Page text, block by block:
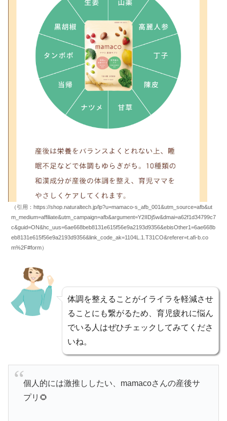
（引用：https://shop.naturaltech.jp/lp?u=mamaco-s_afb_001&utm_source=afb&ut
m_medium=affiliate&utm_campaign=afb&argument=Y2IIDj5w&dmai=a62f1d34799c7
c&guid=ON&hc_uus=6ae668beb8131e615f56e9a2193d9356&ebisOther1=6ae668b
eb8131e615f56e9a2193d9356&link_code_ak=1104L.1.T31CO&referer=t.afi-b.co
m%2F#form）
体調を整えることがイライラを軽減させ
ることにも繋がるため、育児疲れに悩ん
でいる人はぜひチェックしてみてくださ
いね。
個人的には激推ししたい、mamacoさんの産後サ
プリ🌻